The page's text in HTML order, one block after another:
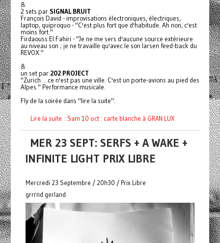
&
2 sets par SIGNAL BRUIT
François David - improvisations électroniques, électriques,
laptop, quiproquo - "C'est plus fort que d'habitude. Ah non, c'est
moins fort."
Firdaouss El Fahiri - "Je ne me sers d'aucune source extérieure
au niveau son ; je ne travaille qu'avec le son larsen feed-back du
REVOX."
&
un set par 202 PROJECT
"Zurich …ce n'est pas une ville. C'est un porte-avions au pied des
Alpes." Performance musicale.
Fly de la soirée dans "lire la suite".
Lire la suite : Sam 10 oct : carte blanche à GRAN LUX
MER 23 SEPT: SERFS + A WAKE +
INFINITE LIGHT PRIX LIBRE
Mercredi 23 Septembre / 20h30 / Prix Libre
grrrnd gerland